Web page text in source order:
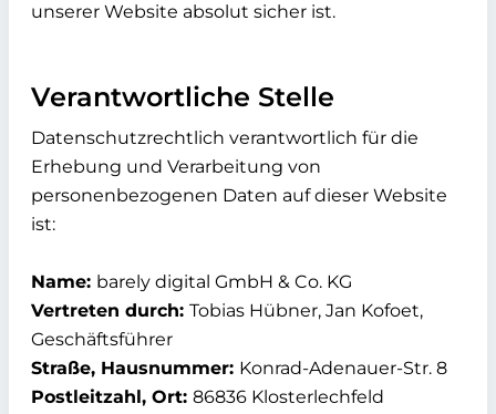
unserer Website absolut sicher ist.
Verantwortliche Stelle
Datenschutzrechtlich verantwortlich für die
Erhebung und Verarbeitung von
personenbezogenen Daten auf dieser Website
ist:
Name: barely digital GmbH & Co. KG
Vertreten durch: Tobias Hübner, Jan Kofoet,
Geschäftsführer
Straße, Hausnummer: Konrad-Adenauer-Str. 8
Postleitzahl, Ort: 86836 Klosterlechfeld